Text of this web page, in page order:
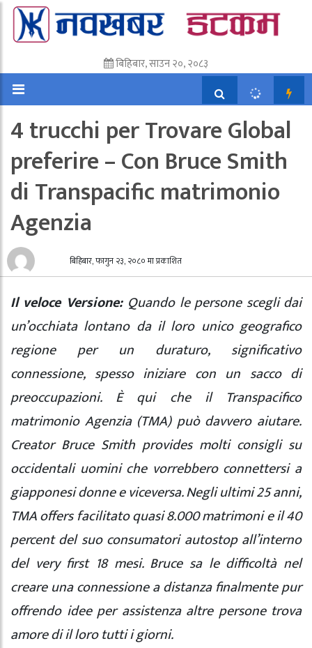
बिहिबार, साउन २०, २०८३
4 trucchi per Trovare Global
preferire – Con Bruce Smith
di Transpacific matrimonio
Agenzia
बिहिबार, फागुन २३, २०८० मा प्रकाशित
Il veloce Versione: Quando le persone scegli dai
un’occhiata lontano da il loro unico geografico
regione per un duraturo, significativo
connessione, spesso iniziare con un sacco di
preoccupazioni. È qui che il Transpacifico
matrimonio Agenzia (TMA) può davvero aiutare.
Creator Bruce Smith provides molti consigli su
occidentali uomini che vorrebbero connettersi a
giapponesi donne e viceversa. Negli ultimi 25 anni,
TMA offers facilitato quasi 8.000 matrimoni e il 40
percent del suo consumatori autostop all’interno
del very first 18 mesi. Bruce sa le difficoltà nel
creare una connessione a distanza finalmente pur
offrendo idee per assistenza altre persone trova
amore di il loro tutti i giorni.